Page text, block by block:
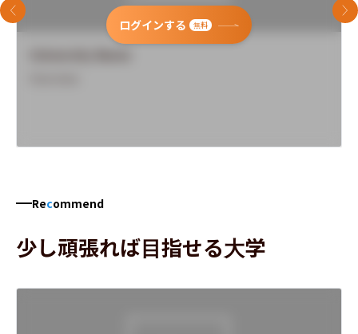
ログインする 無料
前のスライド 次
Recommend
少し頑張れば目指せる大学